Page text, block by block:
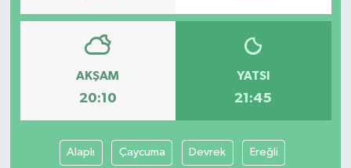
AKŞAM
20:10
YATSI
21:45
Alaplı Çaycuma Devrek Ereğli